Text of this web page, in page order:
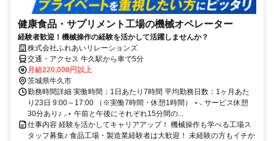
健康食品・サプリメント工場の機械オペレーター
経験者歓迎！機械操作の経験を活かして活躍しませんか？
株式会社ふれあいリレーションズ
交通・アクセス 牛久駅から車で5分
月給220,000円以上
茨城県牛久市
勤務時間詳細 実働時間：1日あたり7時間 平均勤務日数：1ヶ月あた
り23日 9:00～17:00 （※実働7時間・休憩1時間） ⋆⸜ サービス休憩
30分あり♪ ⸝⋆ 午前と午後にそれぞれ15分間の...
仕事内容 経験を活かしてキャリアアップ！ 機械操作も学べる工場ス
タッフ募集♪ 食品工場・製造業経験者は大歓迎！ 未経験の方もイチか